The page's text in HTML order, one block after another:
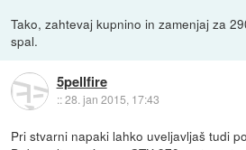
Tako, zahtevaj kupnino in zamenjaj za
spal.
5pellfire
::28. jan 2015, 17:43
Pri stvarni napaki lahko uveljavljaš tudi